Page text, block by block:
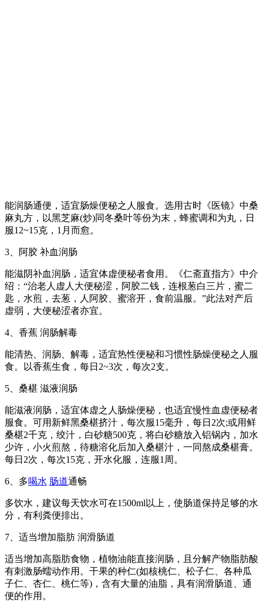
能润肠通便，适宜肠燥便秘之人服食。选用古时《医镜》中桑
麻丸方，以黑芝麻(炒)同冬桑叶等份为末，蜂蜜调和为丸，日
服12~15克，1月而愈。
3、阿胶 补血润肠
能滋阴补血润肠，适宜体虚便秘者食用。《仁斋直指方》中介
绍：“治老人虚人大便秘涩，阿胶二钱，连根葱白三片，蜜二
匙，水煎，去葱，人阿胶、蜜溶开，食前温服。”此法对产后
虚弱，大便秘涩者亦宜。
4、香蕉 润肠解毒
能清热、润肠、解毒，适宜热性便秘和习惯性肠燥便秘之人服
食。以香蕉生食，每日2~3次，每次2支。
5、桑椹 滋液润肠
能滋液润肠，适宜体虚之人肠燥便秘，也适宜慢性血虚便秘者
服食。可用新鲜黑桑椹挤汁，每次服15毫升，每日2次;或用鲜
桑椹2千克，绞汁，白砂糖500克，将白砂糖放入铝锅内，加水
少许，小火煎熬，待糖溶化后加入桑椹汁，一同熬成桑椹膏。
每日2次，每次15克，开水化服，连服1周。
6、多喝水 肠道通畅
多饮水，建议每天饮水可在1500ml以上，使肠道保持足够的水
分，有利粪便排出。
7、适当增加脂肪 润滑肠道
适当增加高脂肪食物，植物油能直接润肠，且分解产物脂肪酸
有刺激肠蠕动作用。干果的种仁(如核桃仁、松子仁、各种瓜
子仁、杏仁、桃仁等)，含有大量的油脂，具有润滑肠道、通
便的作用。